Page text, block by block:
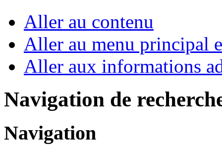
Aller au contenu
Aller au menu principal
Aller aux informations
Navigation de
Navigation